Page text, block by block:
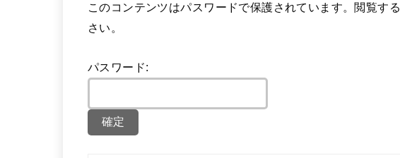
このコンテンツはパスワードで保護されています。閲覧す
さい。
パスワード: